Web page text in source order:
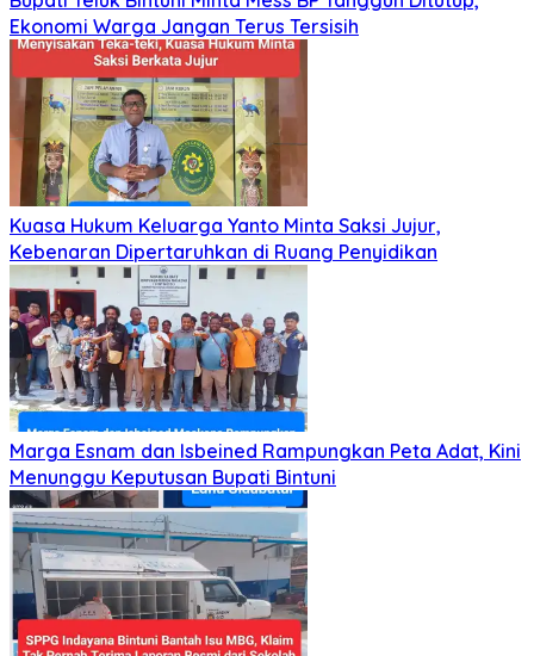
Ekonomi Warga Jangan Terus Tersisih
Kuasa Hukum Keluarga Yanto Minta Saksi Jujur,
Kebenaran Dipertaruhkan di Ruang Penyidikan
Marga Esnam dan Isbeined Rampungkan Peta Adat, Kini
Menunggu Keputusan Bupati Bintuni